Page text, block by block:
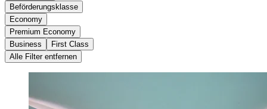
Beförderungsklasse
Economy
Premium Economy
Business
First Class
Alle Filter entfernen